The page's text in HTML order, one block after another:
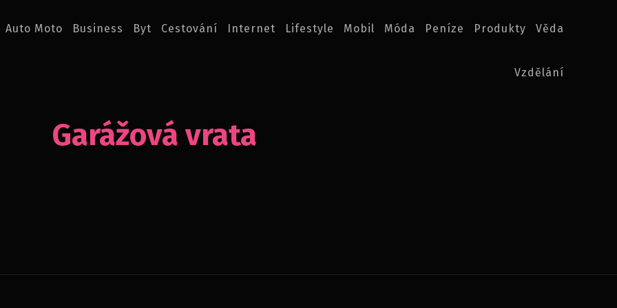
Auto Moto Business Byt Cestování Internet Lifestyle Mobil Móda Peníze Produkty Věda
Vzdělání
Garážová vrata